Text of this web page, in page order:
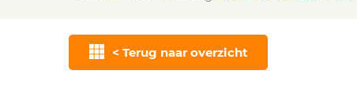
< Terug naar overzicht